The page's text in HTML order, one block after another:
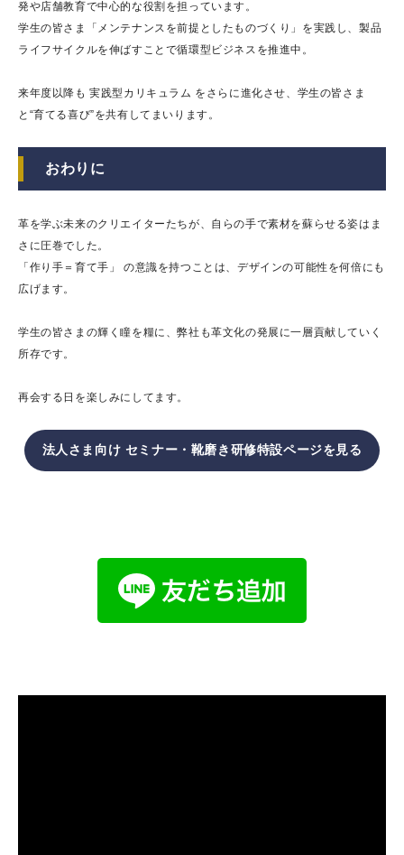
発や店舗教育で中心的な役割を担っています。
学生の皆さま「メンテナンスを前提としたものづくり」を実践し、製品
ライフサイクルを伸ばすことで循環型ビジネスを推進中。
来年度以降も 実践型カリキュラム をさらに進化させ、学生の皆さま
と“育てる喜び”を共有してまいります。
おわりに
革を学ぶ未来のクリエイターたちが、自らの手で素材を蘇らせる姿はま
さに圧巻でした。
「作り手＝育て手」 の意識を持つことは、デザインの可能性を何倍にも
広げます。
学生の皆さまの輝く瞳を糧に、弊社も革文化の発展に一層貢献していく
所存です。
再会する日を楽しみにしてます。
法人さま向け セミナー・靴磨き研修特設ページを見る